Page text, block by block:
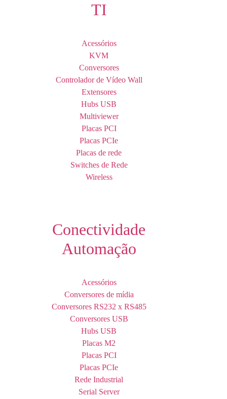
TI
Acessórios
KVM
Conversores
Controlador de Vídeo Wall
Extensores
Hubs USB
Multiviewer
Placas PCI
Placas PCIe
Placas de rede
Switches de Rede
Wireless
Conectividade
Automação
Acessórios
Conversores de mídia
Conversores RS232 x RS485
Conversores USB
Hubs USB
Placas M2
Placas PCI
Placas PCIe
Rede Industrial
Serial Server